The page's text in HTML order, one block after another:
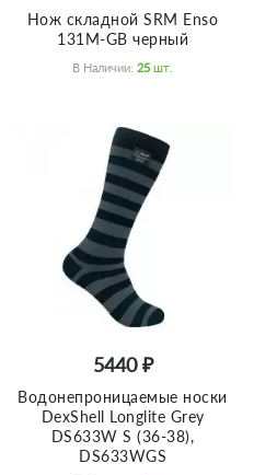
Нож складной SRM Enso
131M-GB черный
В Наличии: 25 Шт.
5440 ₽
Водонепроницаемые носки
DexShell Longlite Grey
DS633W S (36-38),
DS633WGS